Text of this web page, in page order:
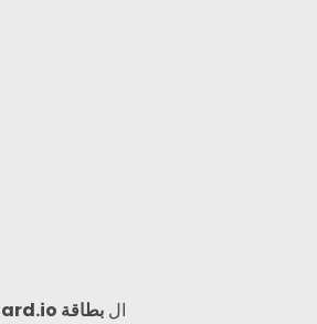
ال بطاقة LookCard.io المشفرة